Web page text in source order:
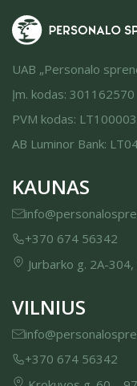
UAB „Personalo
Įm. kodas: 301162570
PVM kodas:
AB Luminor Bank:
KAUNAS
+370 674 56342
Jurbarko g. 2A-
VILNIUS
+370 674 56342